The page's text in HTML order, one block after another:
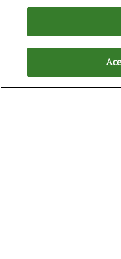
concorda com nossas